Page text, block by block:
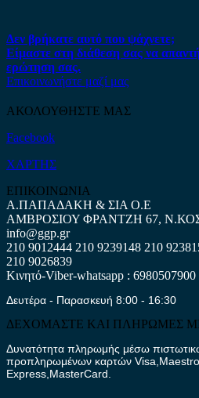
Δεν βρήκατε αυτό που ψάχνετε;
Είμαστε στη διάθεση σας να
ερώτηση σας.
Επικοινωνήστε μαζί μας
ΑΚΟΛΟΥΘΗΣΤΕ ΜΑΣ
Facebook
ΧΑΡΤΗΣ
ΕΠΙΚΟΙΝΩΝΙΑ
Α.ΠΑΠΑΔΑΚΗ & ΣΙΑ Ο.Ε
ΑΜΒΡΟΣΙΟΥ ΦΡΑΝΤΖΗ 67,
info@ggp.gr
210 9012444 210 9239148 210
210 9026839
Κινητό-Viber-whatsapp : 6980507900
Δευτέρα - Παρασκευή 8:00 - 16:30
ΔΕΧΟΜΑΣΤΕ ΚΑΙ ΠΛΗΡΩΜΕΣ
Δυνατότητα πληρωμής μέσω
προπληρωμένων καρτών
Express,MasterCard.